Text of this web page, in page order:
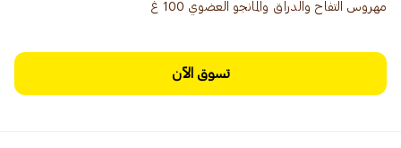
مهروس التفاح والدراق والمانجو العضوي 100 غ
تسوق الآن